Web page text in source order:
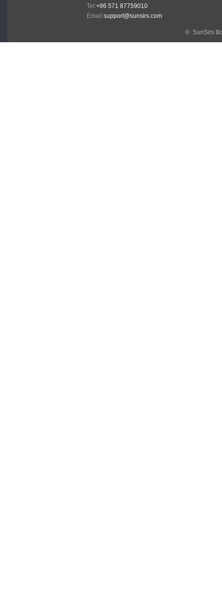
Tel:+86 571 87759010
Email:support@sunsirs.com
© SunSirs